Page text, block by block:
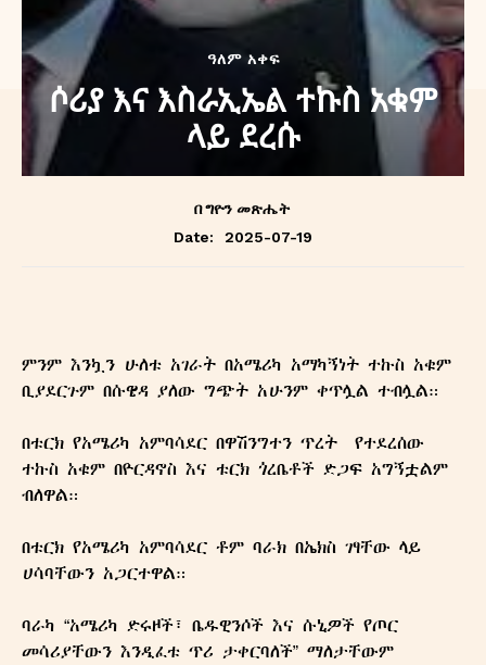
ዓለም አቀፍ
ሶሪያ እና እስራኢኤል ተኩስ አቁም
ላይ ደረሱ
በ ግዮን መጽሔት
Date:
2025-07-19
‎ምንም እንኳን ሁለቱ አገራት በአሜሪካ አማካኝነት ተኩስ አቁም
ቢያደርጉም በሱዌዳ ያለው ግጭት አሁንም ቀጥሏል ተብሏል።
‎በቱርክ የአሜሪካ አምባሳደር በዋሽንግተን ጥረት የተደረሰው
ተኩስ አቁም በዮርዳኖስ እና ቱርክ ጎረቤቶች ድጋፍ አግኝቷልም
ብለዋል።
‎በቱርክ የአሜሪካ አምባሳደር ቶም ባራክ በኤክስ ገፃቸው ላይ
ሀሳባቸውን አጋርተዋል።
‎ባራካ “አሜሪካ ድሩዞች፣ ቤዱዊንሶች እና ሱኒዎች የጦር
መሳሪያቸውን እንዲፈቱ ጥሪ ታቀርባለች” ማለታቸውም